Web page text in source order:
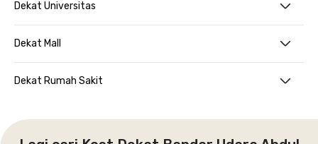
Dekat Universitas
Dekat Mall
Dekat Rumah Sakit